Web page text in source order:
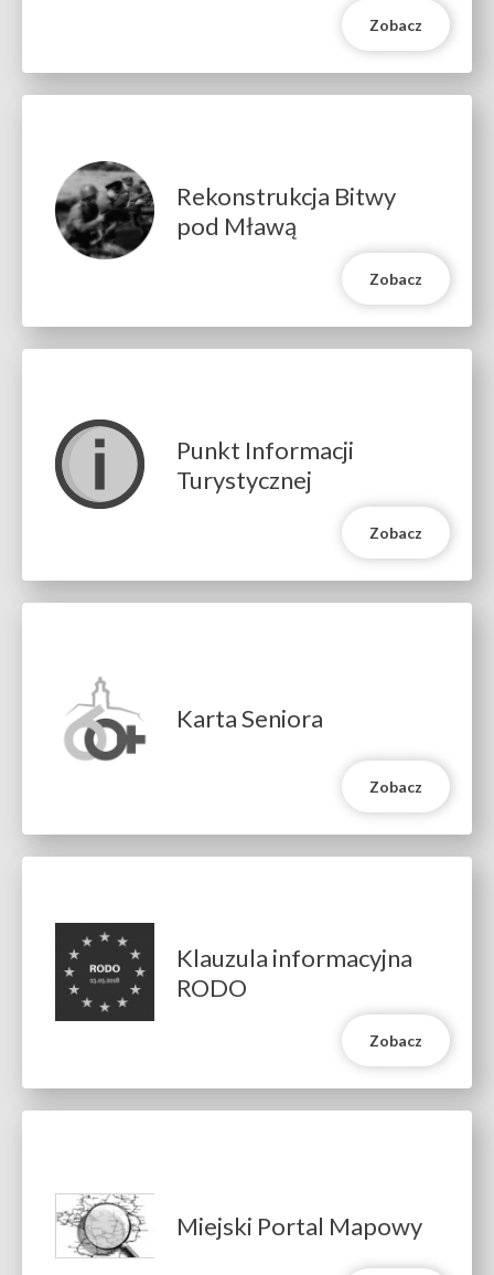
Zobacz
Rekonstrukcja Bitwy
pod Mławą
Zobacz
Punkt Informacji
Turystycznej
Zobacz
Karta Seniora
Zobacz
Klauzula informacyjna
RODO
Zobacz
Miejski Portal Mapowy